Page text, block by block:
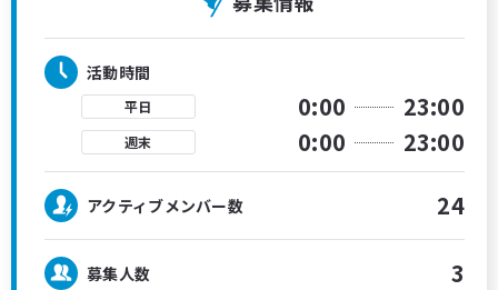
活動時間
平日 0:00 23:00
週末 0:00 23:00
アクティブメンバー数 24
募集人数 3